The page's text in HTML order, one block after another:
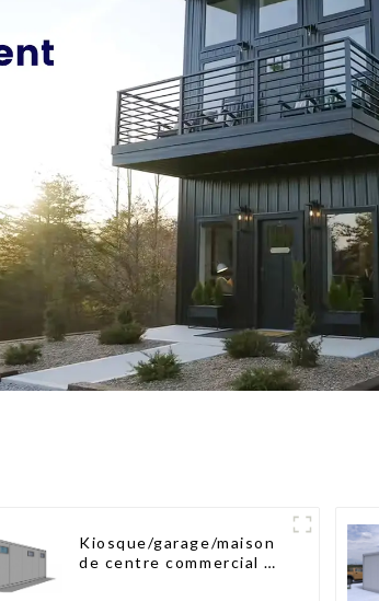
Kiosque/garage/maison
de centre commercial en